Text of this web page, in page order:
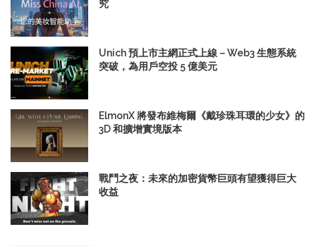
究
Unich 預上市主網正式上線－Web3 生態系統
突破，為用戶空投 5 億美元
ElmonX 將發布維梅爾《戴珍珠耳環的少女》的
3D 和擴增實境版本
戰鬥之夜：未來的加密貨幣巨頭有望獲得巨大
收益